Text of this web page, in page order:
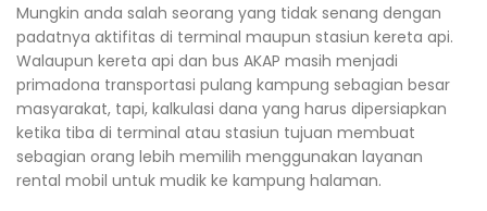
Mungkin anda salah seorang yang tidak senang dengan
padatnya aktifitas di terminal maupun stasiun kereta api.
Walaupun kereta api dan bus AKAP masih menjadi
primadona transportasi pulang kampung sebagian besar
masyarakat, tapi, kalkulasi dana yang harus dipersiapkan
ketika tiba di terminal atau stasiun tujuan membuat
sebagian orang lebih memilih menggunakan layanan
rental mobil untuk mudik ke kampung halaman.